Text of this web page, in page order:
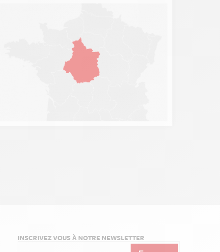
INSCRIVEZ VOUS À NOTRE NEWSLETTER